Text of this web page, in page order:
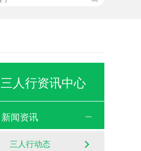
三人行资讯中心
新闻资讯
三人行动态